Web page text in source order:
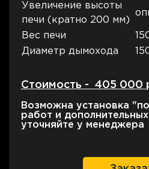
Увеличение высоты
печи (кратно 200 мм)
Вес печи
Диаметр дымохода
Стоимость - 405 000
Возможна установка
работ и
уточняйте у менеджера